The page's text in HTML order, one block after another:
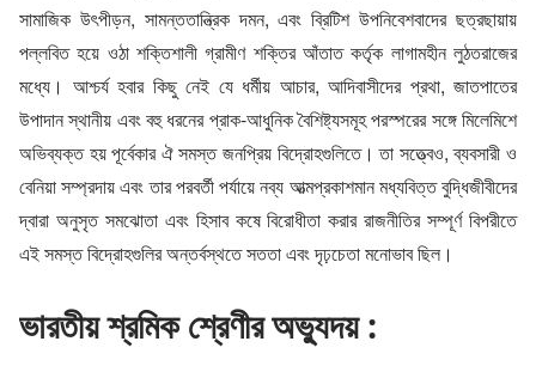
সামাজিক উৎপীড়ন, সামন্ততান্ত্রিক দমন, এবং ব্রিটিশ উপনিবেশবাদের ছত্রছায়ায়
পল্লবিত হয়ে ওঠা শক্তিশালী গ্রামীণ শক্তির আঁতাত কর্তৃক লাগামহীন লুঠতরাজের
মধ্যে। আশ্চর্য হবার কিছু নেই যে ধর্মীয় আচার, আদিবাসীদের প্রথা, জাতপাতের
উপাদান স্থানীয় এবং বহু ধরনের প্রাক-আধুনিক বৈশিষ্ট্যসমূহ পরস্পরের সঙ্গে মিলেমিশে
অভিব্যক্ত হয় পূর্বেকার ঐ সমস্ত জনপ্রিয় বিদ্রোহগুলিতে। তা সত্ত্বেও, ব্যবসারী ও
বেনিয়া সম্প্রদায় এবং তার পরবর্তী পর্যায়ে নব্য আত্মপ্রকাশমান মধ্যবিত্ত বুদ্ধিজীবীদের
দ্বারা অনুসৃত সমঝোতা এবং হিসাব কষে বিরোধীতা করার রাজনীতির সম্পূর্ণ বিপরীতে
এই সমস্ত বিদ্রোহগুলির অন্তর্বস্থতে সততা এবং দৃঢ়চেতা মনোভাব ছিল।
ভারতীয় শ্রমিক শ্রেণীর অভ্যুদয় :